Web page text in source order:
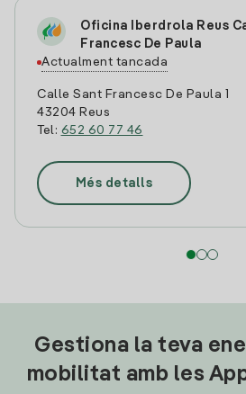
Oficina Iberdrola Reus
Francesc De Paula
Actualment tancada
Calle Sant Francesc De Paula 1
43204 Reus
Tel: 652 60 77 46
Més detalls
Gestiona la teva
mobilitat amb les